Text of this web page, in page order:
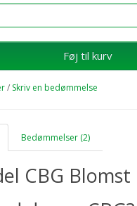
Føj til kurv
/ Skriv en bedømmelse
Bedømmelser (2)
CBG Blomst